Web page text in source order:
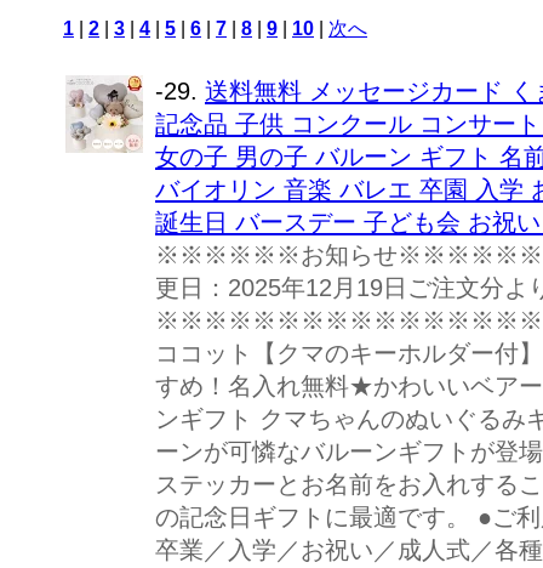
1 2 3 4 5 6 7 8 9 10 次へ
-29. 送料無料 メッセージカード
記念品 子供 コンクール コンサー
女の子 男の子 バルーン ギフト 名
バイオリン 音楽 バレエ 卒園 入学
誕生日 バースデー 子ども会 お祝
※※※※※※お知らせ※※※※※※
更日：2025年12月19日ご注文分よ
※※※※※※※※※※※※※※※※※ 商
ココット【クマのキーホルダー付
すめ！名入れ無料★かわいいベア
ンギフト クマちゃんのぬいぐるみ
ーンが可憐なバルーンギフトが登
ステッカーとお名前をお入れする
の記念日ギフトに最適です。 ●ご
卒業／入学／お祝い／成人式／各